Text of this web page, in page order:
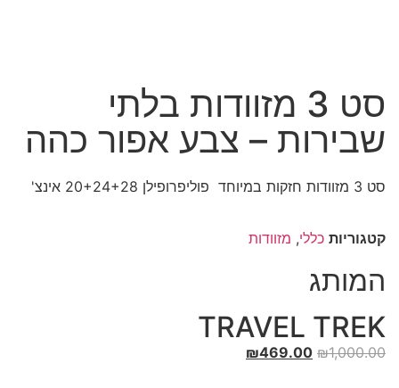
סט 3 מזוודות בלתי
שבירות – צבע אפור כהה
סט 3 מזוודות חזקות במיוחד פוליפרופילן 20+24+28 אינצ'
קטגוריות כללי, מזוודות
המותג
TRAVEL TREK
₪1,000.00
₪469.00